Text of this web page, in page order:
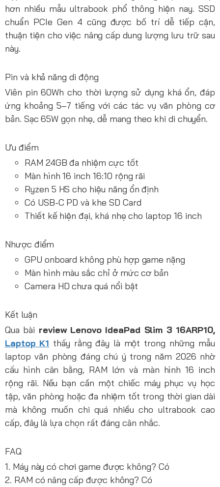
hơn nhiều mẫu ultrabook phổ thông hiện nay. SSD
chuẩn PCIe Gen 4 cũng được bố trí dễ tiếp cận,
thuận tiện cho việc nâng cấp dung lượng lưu trữ sau
này.
Pin và khả năng di động
Viên pin 60Wh cho thời lượng sử dụng khá ổn, đáp
ứng khoảng 5–7 tiếng với các tác vụ văn phòng cơ
bản. Sạc 65W gọn nhẹ, dễ mang theo khi di chuyển.
Ưu điểm
RAM 24GB đa nhiệm cực tốt
Màn hình 16 inch 16:10 rộng rãi
Ryzen 5 HS cho hiệu năng ổn định
Có USB-C PD và khe SD Card
Thiết kế hiện đại, khá nhẹ cho laptop 16 inch
Nhược điểm
GPU onboard không phù hợp game nặng
Màn hình màu sắc chỉ ở mức cơ bản
Camera HD chưa quá nổi bật
Kết luận
Qua bài review Lenovo IdeaPad Slim 3 16ARP10,
Laptop K1 thấy rằng đây là một trong những mẫu
laptop văn phòng đáng chú ý trong năm 2026 nhờ
cấu hình cân bằng, RAM lớn và màn hình 16 inch
rộng rãi. Nếu bạn cần một chiếc máy phục vụ học
tập, văn phòng hoặc đa nhiệm tốt trong thời gian dài
mà không muốn chi quá nhiều cho ultrabook cao
cấp, đây là lựa chọn rất đáng cân nhắc.
FAQ
1. Máy này có chơi game được không? Có
2. RAM có nâng cấp được không? Có